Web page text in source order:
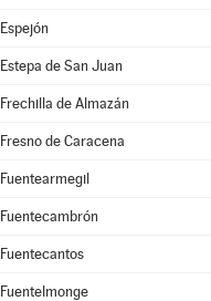
Espejón
Estepa de San Juan
Frechilla de Almazán
Fresno de Caracena
Fuentearmegil
Fuentecambrón
Fuentecantos
Fuentelmonge